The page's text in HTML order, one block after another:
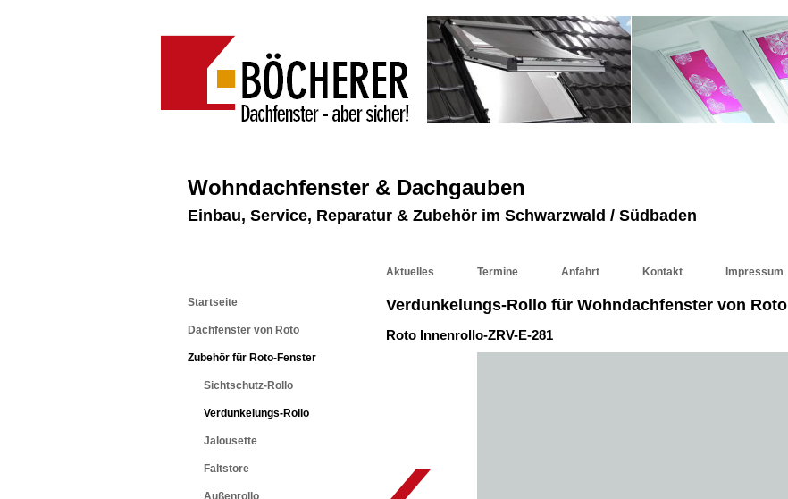
Wohndachfenster & Dachgauben
Einbau, Service, Reparatur & Zubehör im Schwarzwald / Südbaden
Startseite
Dachfenster von Roto
Zubehör für Roto-Fenster
Sichtschutz-Rollo
Verdunkelungs-Rollo
Jalousette
Faltstore
Außenrollo
Aktuelles Termine Anfahrt Kontakt Impressum
Verdunkelungs-Rollo für Wohndachfenster von Roto
Roto Innenrollo-ZRV-E-281